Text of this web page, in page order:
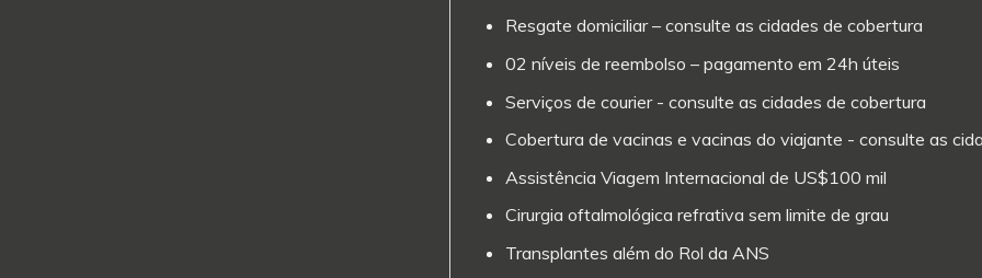
Resgate domiciliar – consulte as cidades de cobertura
02 níveis de reembolso – pagamento em 24h úteis
Serviços de courier - consulte as cidades de cobertura
Cobertura de vacinas e vacinas do viajante - consulte as
Assistência Viagem Internacional de US$100 mil
Cirurgia oftalmológica refrativa sem limite de grau
Transplantes além do Rol da ANS